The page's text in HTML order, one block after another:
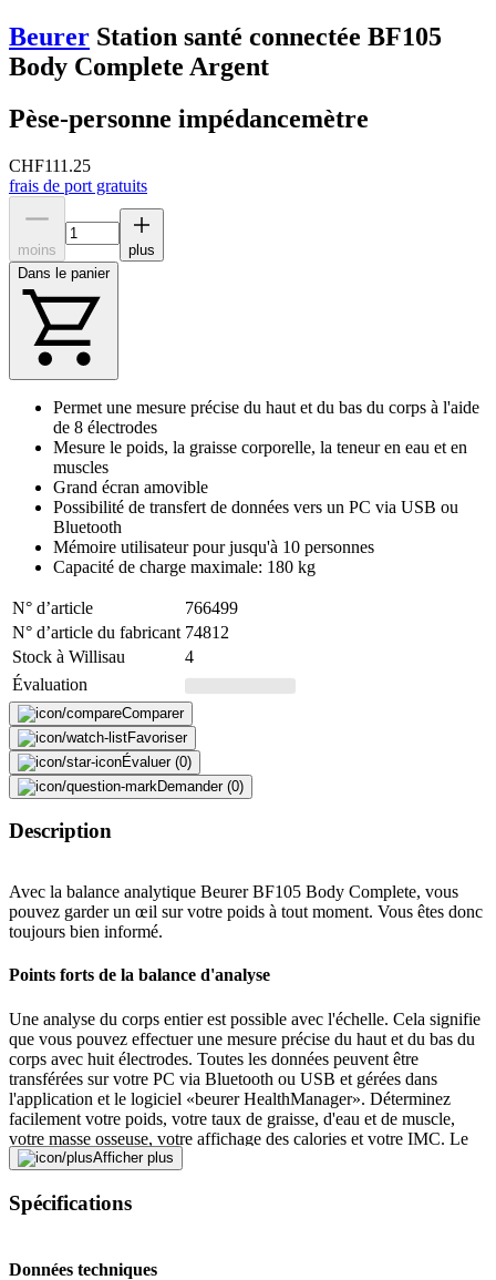
Beurer Station santé connectée BF105
Body Complete Argent
Pèse-personne impédancemètre
CHF111.25
frais de port gratuits
moins
plus
Dans le panier
Permet une mesure précise du haut et du bas du corps à l'aide
de 8 électrodes
Mesure le poids, la graisse corporelle, la teneur en eau et en
muscles
Grand écran amovible
Possibilité de transfert de données vers un PC via USB ou
Bluetooth
Mémoire utilisateur pour jusqu'à 10 personnes
Capacité de charge maximale: 180 kg
N° d’article
766499
N° d’article du fabricant 74812
Stock à Willisau
4
Évaluation
Comparer
Favoriser
Évaluer (0)
Demander (0)
Description
Avec la balance analytique Beurer BF105 Body Complete, vous
pouvez garder un œil sur votre poids à tout moment. Vous êtes donc
toujours bien informé.
Points forts de la balance d'analyse
Une analyse du corps entier est possible avec l'échelle. Cela signifie
que vous pouvez effectuer une mesure précise du haut et du bas du
corps avec huit électrodes. Toutes les données peuvent être
transférées sur votre PC via Bluetooth ou USB et gérées dans
l'application et le logiciel «beurer HealthManager». Déterminez
facilement votre poids, votre taux de graisse, d'eau et de muscle,
votre masse osseuse, votre affichage des calories et votre IMC. Le
grand écran peut être retiré pour faciliter la lecture. Les 30 dernières
affichées sur demande. La balance dispose également d'un
indicateur de surcharge.
Analyse simple de la graisse corporelle
Afficher plus
Spécifications
Données techniques